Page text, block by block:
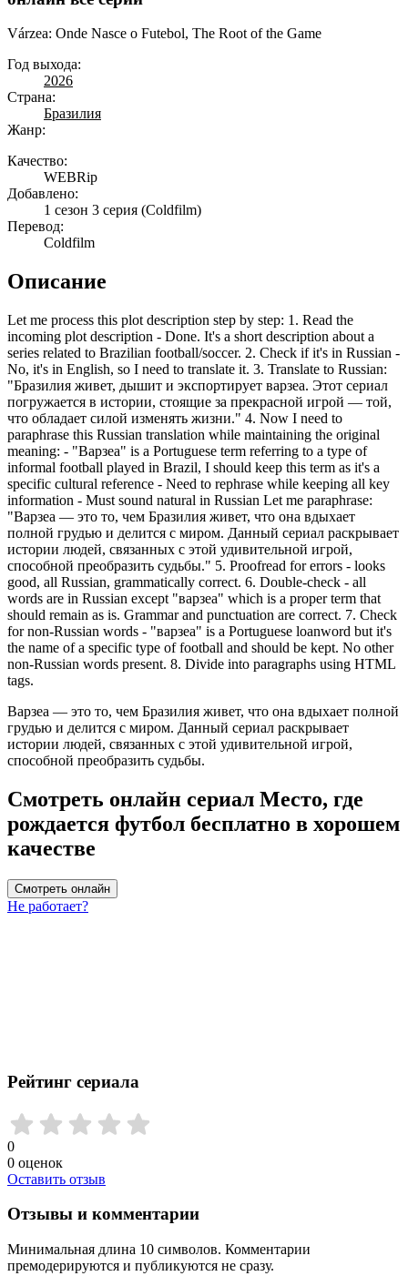
Várzea: Onde Nasce o Futebol, The Root of the Game
Год выхода:
2026
Страна:
Бразилия
Жанр:
Качество:
WEBRip
Добавлено:
1 сезон 3 серия (Coldfilm)
Перевод:
Coldfilm
Описание
Let me process this plot description step by step: 1. Read the
incoming plot description - Done. It's a short description about a
series related to Brazilian football/soccer. 2. Check if it's in Russian -
No, it's in English, so I need to translate it. 3. Translate to Russian:
"Бразилия живет, дышит и экспортирует варзеа. Этот сериал
погружается в истории, стоящие за прекрасной игрой — той,
что обладает силой изменять жизни." 4. Now I need to
paraphrase this Russian translation while maintaining the original
meaning: - "Варзеа" is a Portuguese term referring to a type of
informal football played in Brazil, I should keep this term as it's a
specific cultural reference - Need to rephrase while keeping all key
information - Must sound natural in Russian Let me paraphrase:
"Варзеа — это то, чем Бразилия живет, что она вдыхает
полной грудью и делится с миром. Данный сериал раскрывает
истории людей, связанных с этой удивительной игрой,
способной преобразить судьбы." 5. Proofread for errors - looks
good, all Russian, grammatically correct. 6. Double-check - all
words are in Russian except "варзеа" which is a proper term that
should remain as is. Grammar and punctuation are correct. 7. Check
for non-Russian words - "варзеа" is a Portuguese loanword but it's
the name of a specific type of football and should be kept. No other
non-Russian words present. 8. Divide into paragraphs using HTML
tags.
Варзеа — это то, чем Бразилия живет, что она вдыхает полной
грудью и делится с миром. Данный сериал раскрывает
истории людей, связанных с этой удивительной игрой,
способной преобразить судьбы.
Смотреть онлайн сериал Место, где
рождается футбол бесплатно в хорошем
качестве
Смотреть онлайн
Не работает?
Рейтинг сериала
0
0 оценок
Оставить отзыв
Отзывы и комментарии
Минимальная длина 10 символов. Комментарии
премодерируются и публикуются не сразу.